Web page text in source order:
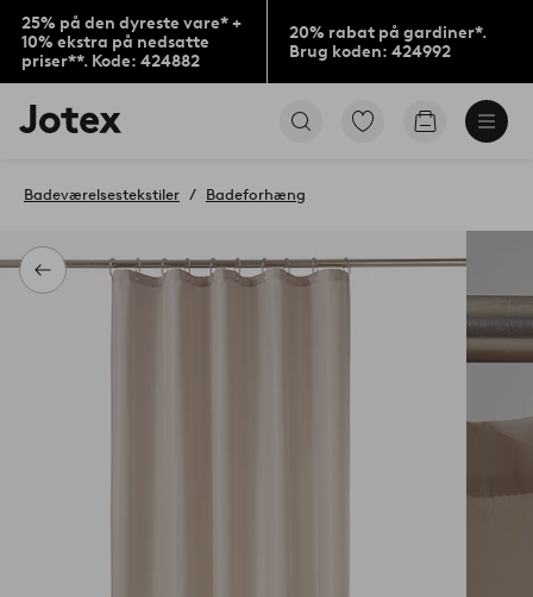
25% på den dyreste vare* +
10% ekstra på nedsatte
priser**. Kode: 424882
20% rabat på gardiner*.
Brug koden: 424992
Jotex
logo
til
Gå
Gå
Tilbage
Badeværelsestekstiler Badeforhæng